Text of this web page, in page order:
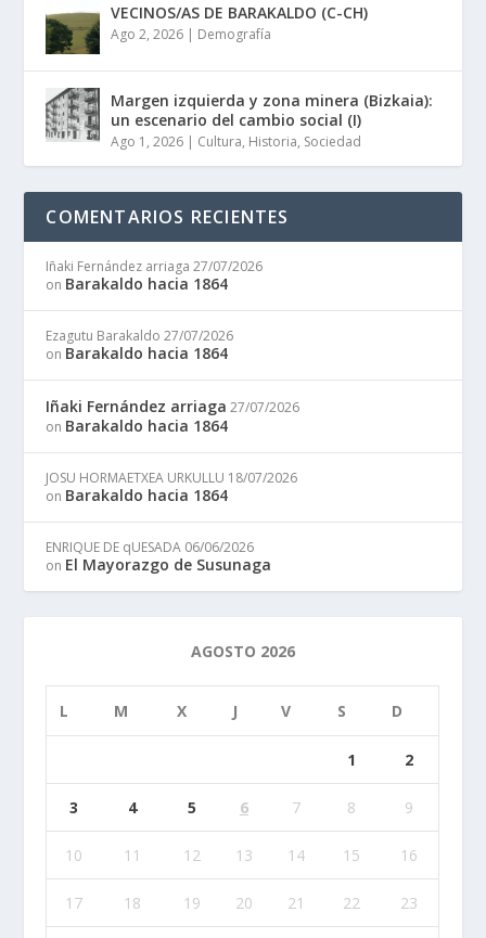
VECINOS/AS DE BARAKALDO (C-CH)
Ago 2, 2026 | Demografía
Margen izquierda y zona minera (Bizkaia):
un escenario del cambio social (I)
Ago 1, 2026 | Cultura, Historia, Sociedad
COMENTARIOS RECIENTES
Iñaki Fernández arriaga 27/07/2026
on Barakaldo hacia 1864
Ezagutu Barakaldo 27/07/2026
on Barakaldo hacia 1864
Iñaki Fernández arriaga 27/07/2026
on Barakaldo hacia 1864
JOSU HORMAETXEA URKULLU 18/07/2026
on Barakaldo hacia 1864
ENRIQUE DE qUESADA 06/06/2026
on El Mayorazgo de Susunaga
AGOSTO 2026
L M X J V S D
1 2
3 4 5 6 7 8 9
10 11 12 13 14 15 16
17 18 19 20 21 22 23